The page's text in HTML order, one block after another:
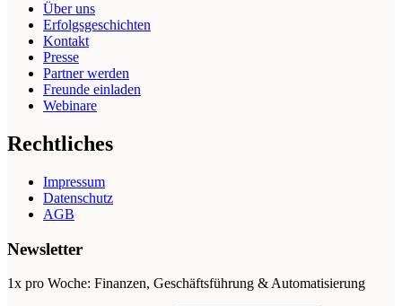
Über uns
Erfolgsgeschichten
Kontakt
Presse
Partner werden
Freunde einladen
Webinare
Rechtliches
Impressum
Datenschutz
AGB
Newsletter
1x pro Woche: Finanzen, Geschäftsführung & Automatisierung